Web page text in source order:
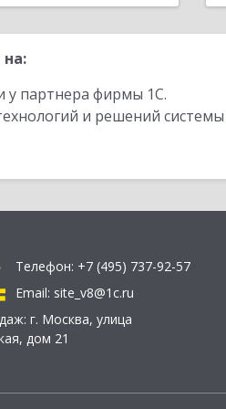
у партнера фирмы 1С.
и решений
Телефон: +7 (495) 737-92-57
Email: site_v8@1c.ru
г. Москва, улица
дом 21